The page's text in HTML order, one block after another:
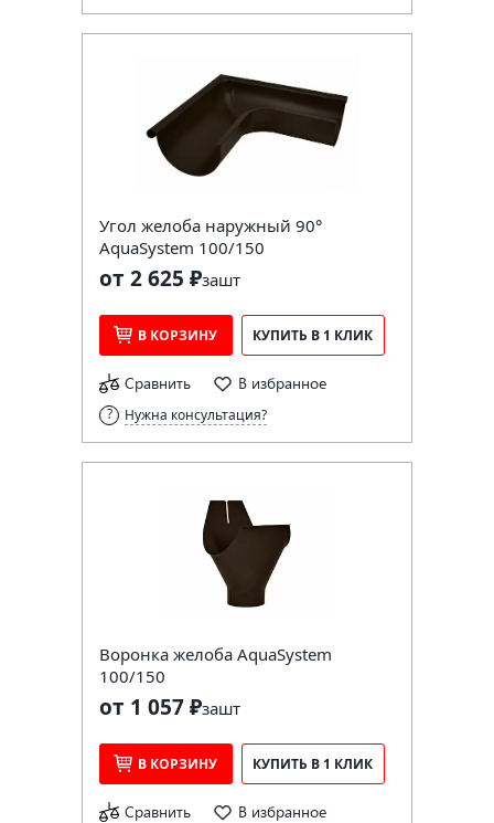
Угол желоба наружный 90°
AquaSystem 100/150
от 2 625 ₽зашт
В КОРЗИНУ КУПИТЬ В 1 КЛИК
Сравнить В избранное
Нужна консультация?
Воронка желоба AquaSystem
100/150
от 1 057 ₽зашт
В КОРЗИНУ КУПИТЬ В 1 КЛИК
Сравнить В избранное